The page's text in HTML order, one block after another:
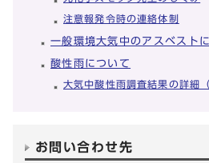
注意報発令時の連絡体制
一般環境大気中のアスベスト
酸性雨について
大気中酸性雨調査結果の詳細（
お問い合わせ先